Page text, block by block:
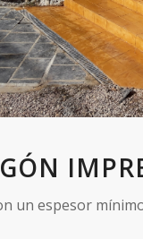
un espesor